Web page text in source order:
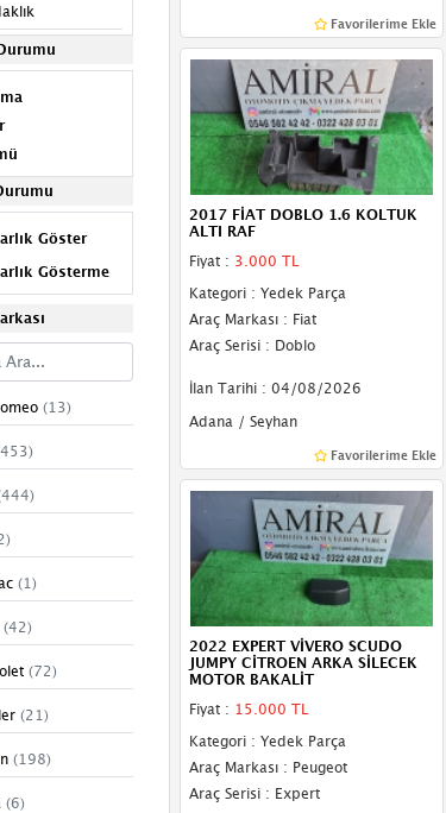
Açma Kolu
Fitili
Demir Kapağı
Kapağı
Kemeri
Kapağı
Teli
Döşemesi
Fitili
Gergisi
Göster
Gösterme
(13)
(1)
(42)
(72)
(21)
(198)
(6)
Favorilerime Ekle
2017 FİAT DOBLO 1.6 KOLTUK
ALTI RAF
Fiyat : 3.000 TL
Kategori : Yedek Parça
Araç Markası : Fiat
Araç Serisi : Doblo
İlan Tarihi : 04/08/2026
Adana / Seyhan
Favorilerime Ekle
2022 EXPERT VİVERO SCUDO
JUMPY CİTROEN ARKA SİLECEK
MOTOR BAKALİT
Fiyat : 15.000 TL
Kategori : Yedek Parça
Araç Markası : Peugeot
Araç Serisi : Expert